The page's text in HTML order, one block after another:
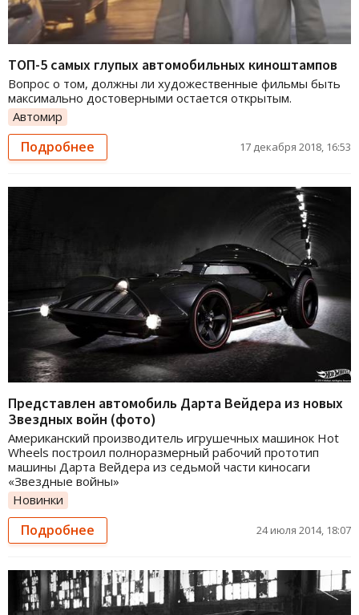
ТОП-5 самых глупых автомобильных киноштампов
Вопрос о том, должны ли художественные фильмы быть
максимально достоверными остается открытым.
Автомир
Подробнее 17 декабря 2018, 16:53
Представлен автомобиль Дарта Вейдера из новых
Звездных войн (фото)
Американский производитель игрушечных машинок Hot
Wheels построил полноразмерный рабочий прототип
машины Дарта Вейдера из седьмой части киносаги
«Звездные войны»
Новинки
Подробнее 24 июля 2014, 18:07